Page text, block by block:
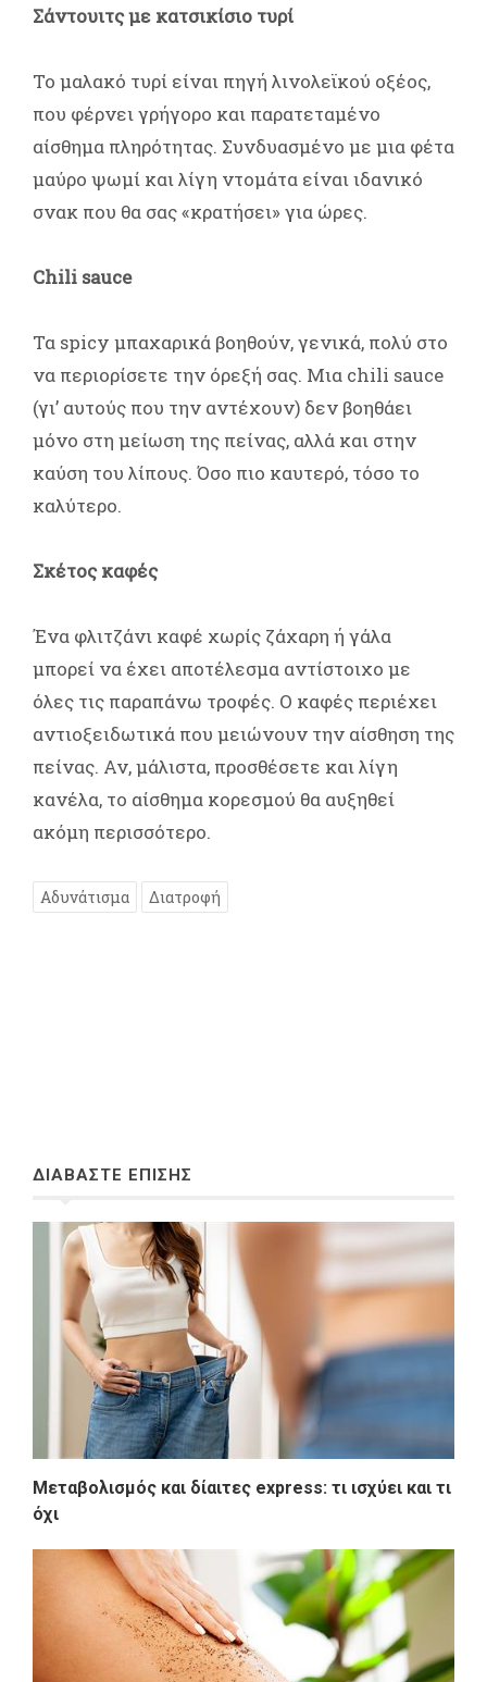
Σάντουιτς με κατσικίσιο τυρί
Το μαλακό τυρί είναι πηγή λινολεϊκού οξέος,
που φέρνει γρήγορο και παρατεταμένο
αίσθημα πληρότητας. Συνδυασμένο με μια φέτα
μαύρο ψωμί και λίγη ντομάτα είναι ιδανικό
σνακ που θα σας «κρατήσει» για ώρες.
Chili sauce
Τα spicy μπαχαρικά βοηθούν, γενικά, πολύ στο
να περιορίσετε την όρεξή σας. Μια chili sauce
(γι’ αυτούς που την αντέχουν) δεν βοηθάει
μόνο στη μείωση της πείνας, αλλά και στην
καύση του λίπους. Όσο πιο καυτερό, τόσο το
καλύτερο.
Σκέτος καφές
Ένα φλιτζάνι καφέ χωρίς ζάχαρη ή γάλα
μπορεί να έχει αποτέλεσμα αντίστοιχο με
όλες τις παραπάνω τροφές. Ο καφές περιέχει
αντιοξειδωτικά που μειώνουν την αίσθηση της
πείνας. Αν, μάλιστα, προσθέσετε και λίγη
κανέλα, το αίσθημα κορεσμού θα αυξηθεί
ακόμη περισσότερο.
Αδυνάτισμα Διατροφή
ΔΙΑΒΑΣΤΕ ΕΠΙΣΗΣ
Μεταβολισμός και δίαιτες express: τι ισχύει και τι
όχι